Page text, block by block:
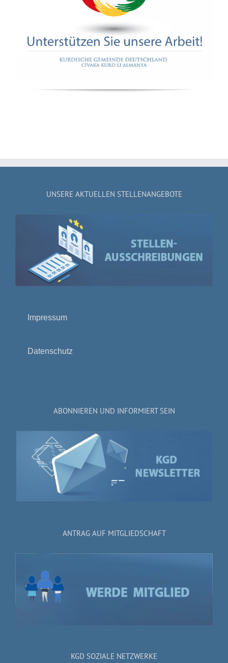
UNSERE AKTUELLEN STELLENANGEBOTE
Impressum
Datenschutz
ABONNIEREN UND INFORMIERT SEIN
ANTRAG AUF MITGLIEDSCHAFT
KGD SOZIALE NETZWERKE